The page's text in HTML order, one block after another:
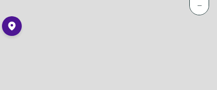
−